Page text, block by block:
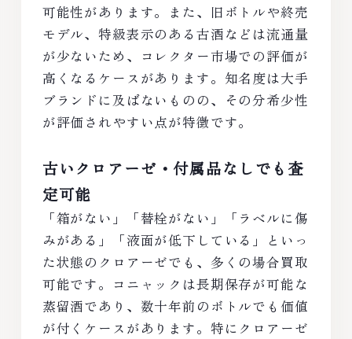
可能性があります。また、旧ボトルや終売
モデル、特級表示のある古酒などは流通量
が少ないため、コレクター市場での評価が
高くなるケースがあります。知名度は大手
ブランドに及ばないものの、その分希少性
が評価されやすい点が特徴です。
古いクロアーゼ・付属品なしでも査
定可能
「箱がない」「替栓がない」「ラベルに傷
みがある」「液面が低下している」といっ
た状態のクロアーゼでも、多くの場合買取
可能です。コニャックは長期保存が可能な
蒸留酒であり、数十年前のボトルでも価値
が付くケースがあります。特にクロアーゼ